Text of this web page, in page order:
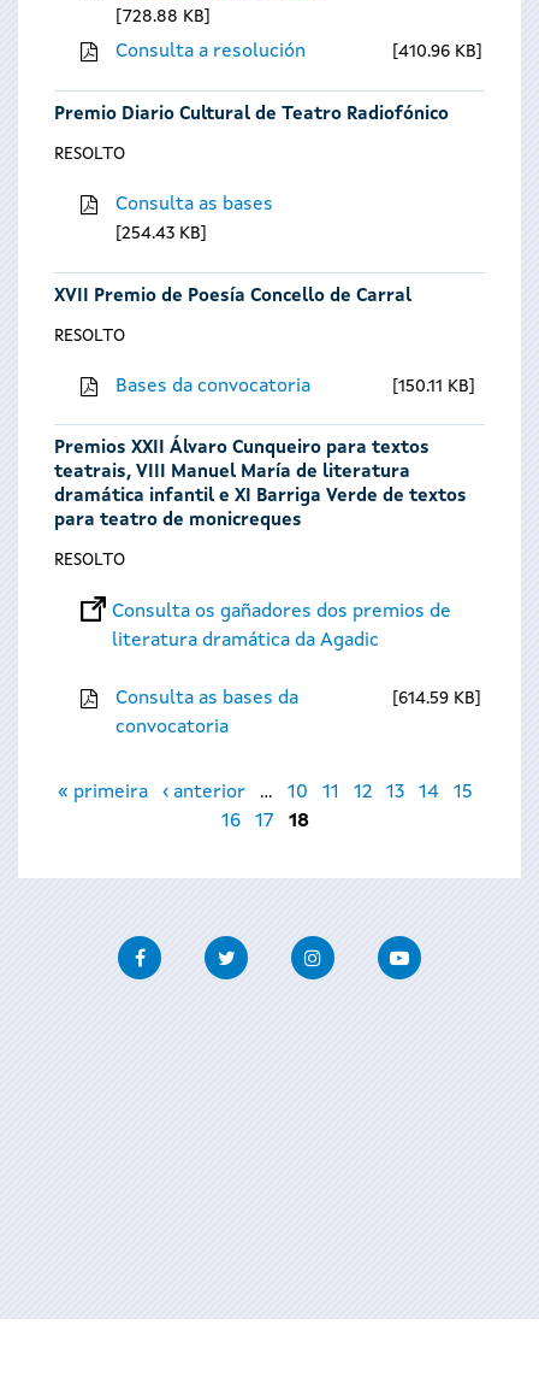
728.88 KB
Consulta a resolución 410.96 KB
Premio Diario Cultural de Teatro Radiofónico
RESOLTO
Consulta as bases
254.43 KB
XVII Premio de Poesía Concello de Carral
RESOLTO
Bases da convocatoria 150.11 KB
Premios XXII Álvaro Cunqueiro para textos
teatrais, VIII Manuel María de literatura
dramática infantil e XI Barriga Verde de textos
para teatro de monicreques
RESOLTO
Consulta os gañadores dos premios de
literatura dramática da Agadic
Consulta as bases da
convocatoria
614.59 KB
Páxinas
« primeira ‹ anterior … 10 11 12 13 14
15
16
17 18
FacebookTwitter InstagramYoutube